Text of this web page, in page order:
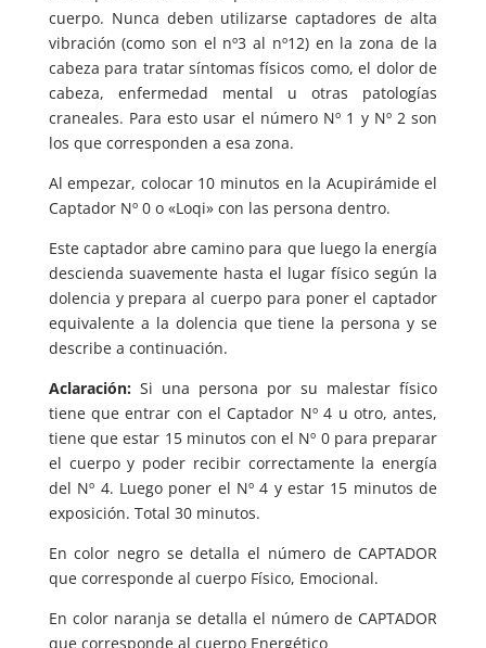
cuerpo. Nunca deben utilizarse captadores de alta
vibración (como son el nº3 al nº12) en la zona de la
cabeza para tratar síntomas físicos como, el dolor de
cabeza, enfermedad mental u otras patologías
craneales. Para esto usar el número Nº 1 y Nº 2 son
los que corresponden a esa zona.
Al empezar, colocar 10 minutos en la Acupirámide el
Captador Nº 0 o «Loqi» con las persona dentro.
Este captador abre camino para que luego la energía
descienda suavemente hasta el lugar físico según la
dolencia y prepara al cuerpo para poner el captador
equivalente a la dolencia que tiene la persona y se
describe a continuación.
Aclaración:Si una persona por su malestar físico
tiene que entrar con el Captador Nº 4 u otro, antes,
tiene que estar 15 minutos con el Nº 0 para preparar
el cuerpo y poder recibir correctamente la energía
del Nº 4. Luego poner el Nº 4 y estar 15 minutos de
exposición. Total 30 minutos.
En color negro se detalla el número de CAPTADOR
que corresponde al cuerpo Físico, Emocional.
En color naranja se detalla el número de CAPTADOR
que corresponde al cuerpo Energético